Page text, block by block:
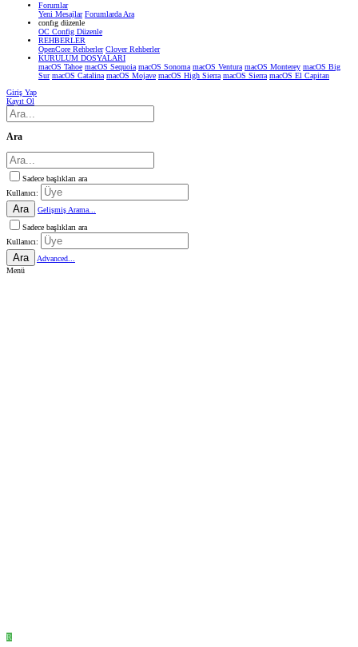
Forumlar
Yeni Mesajlar Forumlarda Ara
confıg düzenle
OC Config Düzenle
REHBERLER
OpenCore Rehberler Clover Rehberler
KURULUM DOSYALARI
macOS Tahoe macOS Sequoia macOS Sonoma macOS Ventura macOS Monterey macOS Big
Sur macOS Catalina macOS Mojave macOS High Sierra macOS Sierra macOS El Capitan
Giriş Yap
Kayıt Ol
Ara
Sadece başlıkları ara
Kullanıcı:
Ara
Gelişmiş Arama...
Sadece başlıkları ara
Kullanıcı:
Ara
Advanced...
Menü
R